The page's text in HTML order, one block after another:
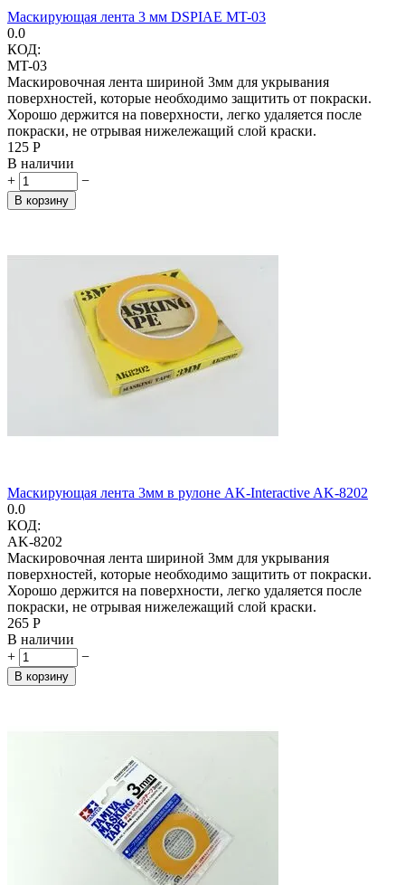
Маскирующая лента 3 мм DSPIAE MT-03
0.0
КОД:
MT-03
Маскировочная лента шириной 3мм для укрывания
поверхностей, которые необходимо защитить от покраски.
Хорошо держится на поверхности, легко удаляется после
покраски, не отрывая нижележащий слой краски.
‍125‍ Р
В наличии
+
−
В корзину
Маскирующая лента 3мм в рулоне AK-Interactive AK-8202
0.0
КОД:
AK-8202
Маскировочная лента шириной 3мм для укрывания
поверхностей, которые необходимо защитить от покраски.
Хорошо держится на поверхности, легко удаляется после
покраски, не отрывая нижележащий слой краски.
‍265‍ Р
В наличии
+
−
В корзину